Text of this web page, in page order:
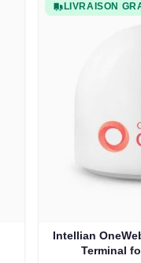
LIVRAISON
Intellian
Terminal